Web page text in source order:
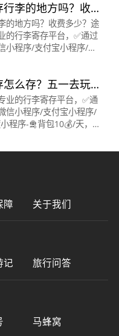
行李的地方吗？收
的地方吗？收费多少？途
的行李寄存平台，✅通过
小程序/支付宝小程序/抖
5
么存？五一去玩
业的行李寄存平台，✅通
信小程序/支付宝小程序/
程序-🛅背包10💰/天，
障 关于我们
记 旅行问答
马蜂窝